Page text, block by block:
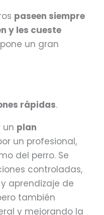
paseen siempre
y les cueste
un gran
rápidas.
un plan
un profesional,
del perro. Se
controladas,
aprendizaje de
también
y mejorando la